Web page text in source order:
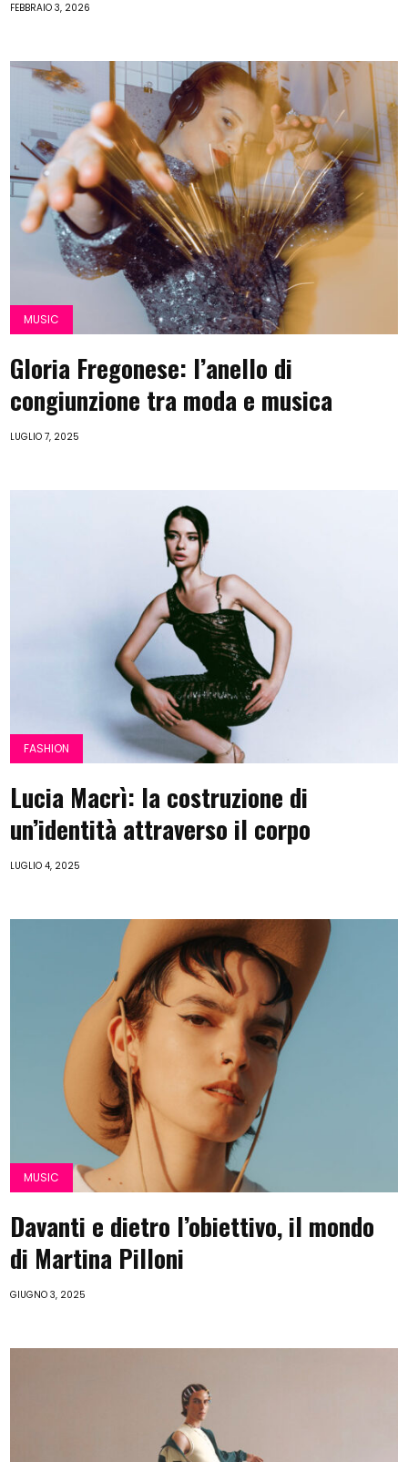
FEBBRAIO 3, 2026
MUSIC
Gloria Fregonese: l’anello di
congiunzione tra moda e musica
LUGLIO 7, 2025
FASHION
Lucia Macrì: la costruzione di
un’identità attraverso il corpo
LUGLIO 4, 2025
MUSIC
Davanti e dietro l’obiettivo, il mondo
di Martina Pilloni
GIUGNO 3, 2025